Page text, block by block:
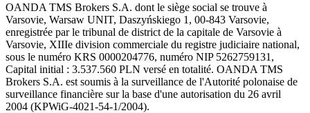
OANDA TMS Brokers S.A. dont le siège social se trouve à
Varsovie, Warsaw UNIT, Daszyńskiego 1, 00-843 Varsovie,
enregistrée par le tribunal de district de la capitale de Varsovie à
Varsovie, XIIIe division commerciale du registre judiciaire national,
sous le numéro KRS 0000204776, numéro NIP 5262759131,
Capital initial : 3.537.560 PLN versé en totalité. OANDA TMS
Brokers S.A. est soumis à la surveillance de l'Autorité polonaise de
surveillance financière sur la base d'une autorisation du 26 avril
2004 (KPWiG-4021-54-1/2004).